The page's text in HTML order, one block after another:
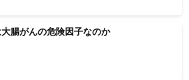
腸がんの危険因子なのか